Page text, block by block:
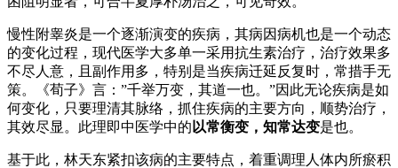
慢性附睾炎是一个逐渐演变的疾病，其病因病机也是一个动态
的变化过程，现代医学大多单一采用抗生素治疗，治疗效果多
不尽人意，且副作用多，特别是当疾病迁延反复时，常措手无
策。《荀子》言：”千举万变，其道一也。”因此无论疾病是如
何变化，只要理清其脉络，抓住疾病的主要方向，顺势治疗，
其效尽显。此理即中医学中的 以常衡变，知常达变是也。
基于此，林天东紧扣该病的主要特点，着重调理人体内所瘀积